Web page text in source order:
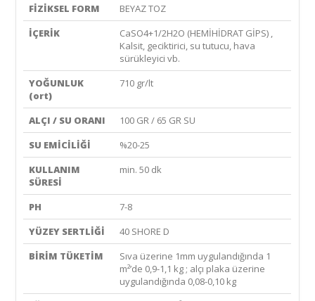
FİZİKSEL FORM
BEYAZ TOZ
İÇERİK
CaSO4+1/2H2O (HEMİHİDRAT GİPS) ,
Kalsit, geciktirici, su tutucu, hava
sürükleyici vb.
YOĞUNLUK
(ort)
710 gr/lt
ALÇI / SU ORANI
100 GR / 65 GR SU
SU EMİCİLİĞİ
%20-25
KULLANIM
SÜRESİ
min. 50 dk
PH
7-8
YÜZEY SERTLİĞİ
40 SHORE D
BİRİM TÜKETİM
Sıva üzerine 1mm uygulandığında 1
m²’de 0,9-1,1 kg ; alçı plaka üzerine
uygulandığında 0,08-0,10 kg